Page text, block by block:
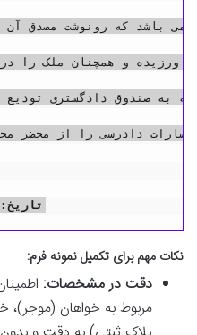
باشد که رونوشت مصدق آن
ورزیده و همچنان ملک را
به صندوق دادگستری تودیع
دادرسی را از محضر
نکات مهم برای تکمیل نمونه فرم:
دقت در مشخصات:
مربوط به خواهان